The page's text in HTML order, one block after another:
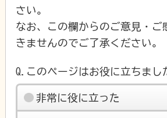
さい。
なお、この欄からのご意見・ご
きませんのでご了承ください。
Q.このページはお役に立ちまし
非常に役に立った